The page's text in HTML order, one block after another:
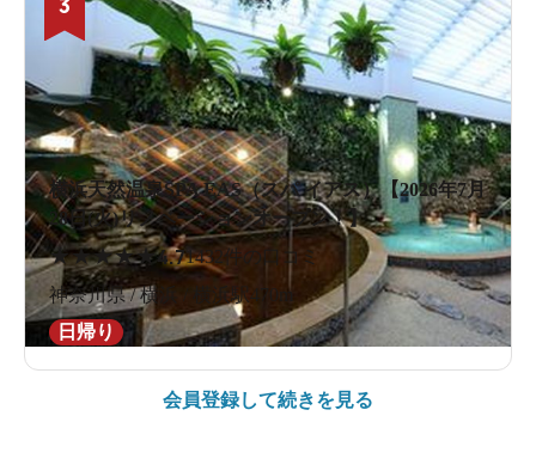
横浜天然温泉SPA EAS（スパ イアス）【2026年7月
28日(火)リノベーションオープン！】
★★★★★4.71432件の口コミ
神奈川県 / 横浜 / 横浜駅470m
日帰り
会員登録して続きを見る